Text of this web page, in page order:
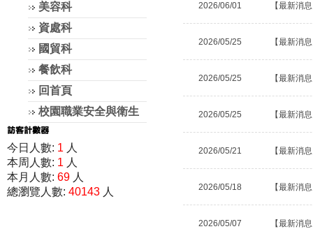
美容科
資處科
國貿科
餐飲科
回首頁
校園職業安全與衛生
今日人數: 1 人
本周人數: 1 人
本月人數: 69 人
總瀏覽人數: 40143 人
2026/06/01 【最新消
2026/05/25 【最新消
2026/05/25 【最新消
2026/05/25 【最新消
2026/05/21 【最新消
2026/05/18 【最新消
2026/05/07 【最新消